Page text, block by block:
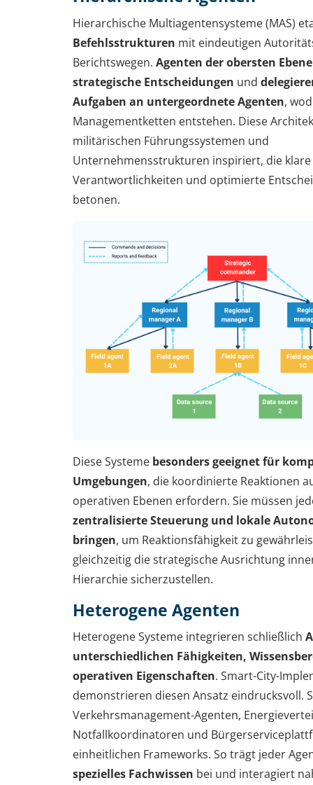
Hierarchische Multiagentensysteme (MAS)
Befehlsstrukturen mit eindeutigen
Berichtswegen. Agenten der obersten
strategische Entscheidungen und
Aufgaben an untergeordnete Agenten,
Managementketten entstehen. Diese
militärischen Führungssystemen und
Unternehmensstrukturen inspiriert, die klare
Verantwortlichkeiten und optimierte
betonen.
Diese Systeme besonders geeignet für
Umgebungen, die koordinierte Reaktionen
operativen Ebenen erfordern. Sie müssen
zentralisierte Steuerung und lokale
bringen, um Reaktionsfähigkeit zu
gleichzeitig die strategische Ausrichtung
Hierarchie sicherzustellen.
Heterogene Agenten
Heterogene Systeme integrieren schließlich
unterschiedlichen Fähigkeiten,
operativen Eigenschaften. Smart-City-
demonstrieren diesen Ansatz eindrucksvoll.
Verkehrsmanagement-Agenten,
Notfallkoordinatoren und
einheitlichen Frameworks. So trägt jeder
spezielles Fachwissen bei und interagiert